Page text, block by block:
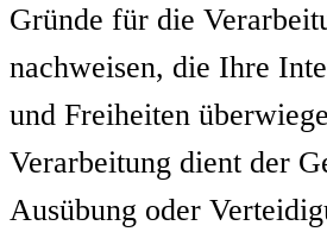
Gründe für die
nachweisen, die Ihre
und Freiheiten
Verarbeitung dient der
Ausübung oder